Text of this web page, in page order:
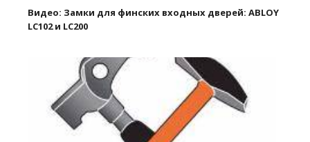
Видео: Замки для финских входных дверей: ABLOY
LC102 и LC200